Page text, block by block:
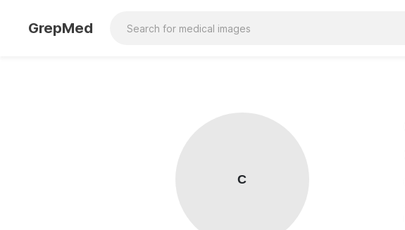
GrepMed
С